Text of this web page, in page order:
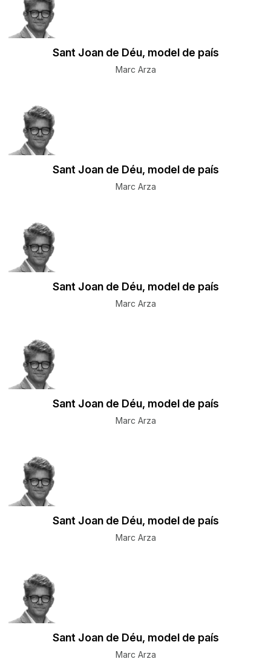
Sant Joan de Déu, model de país
Marc Arza
Sant Joan de Déu, model de país
Marc Arza
Sant Joan de Déu, model de país
Marc Arza
Sant Joan de Déu, model de país
Marc Arza
Sant Joan de Déu, model de país
Marc Arza
Sant Joan de Déu, model de país
Marc Arza